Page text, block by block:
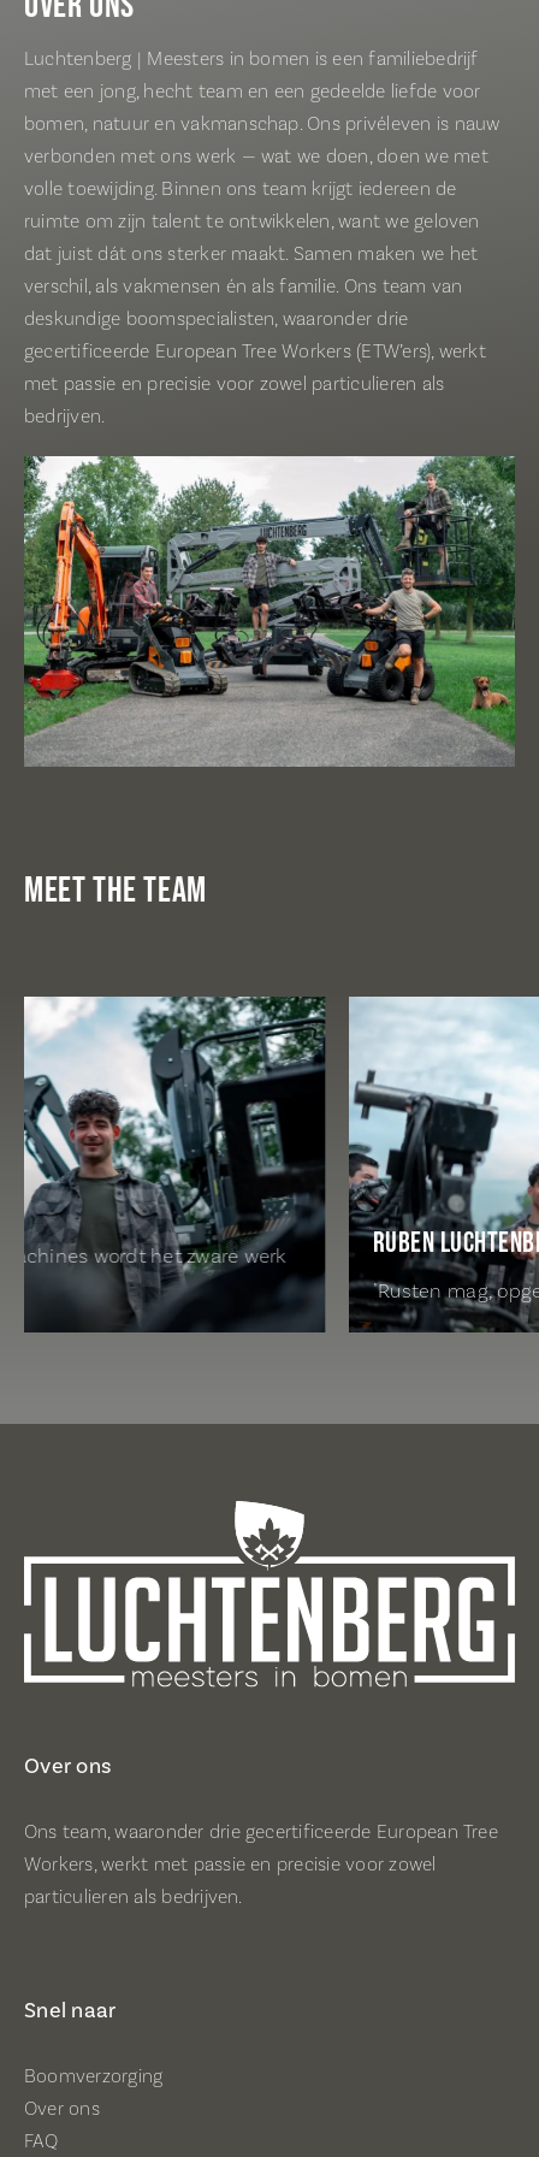
Luchtenberg | Meesters in bomen is een familiebedrijf
met een jong, hecht team en een gedeelde liefde voor
bomen, natuur en vakmanschap. Ons privéleven is nauw
verbonden met ons werk — wat we doen, doen we met
volle toewijding. Binnen ons team krijgt iedereen de
ruimte om zijn talent te ontwikkelen, want we geloven
dat juist dát ons sterker maakt. Samen maken we het
verschil, als vakmensen én als familie. Ons team van
deskundige boomspecialisten, waaronder drie
gecertificeerde European TreeWorkers(ETW’ers), werkt
met passie en precisie voor zowel particulieren als
bedrijven.
MEET THE TEAM
wordt het zware werk RUBEN
"Rusten mag,
Over ons
Ons team, waaronder drie gecertificeerde European Tree
Workers, werkt met passie en precisie voor zowel
particulieren als bedrijven.
Snel naar
Boomverzorging
Over ons
FAQ